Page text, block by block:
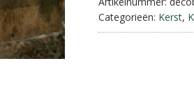
Categorieën: Kerst,